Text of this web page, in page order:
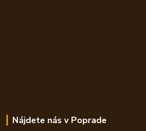
Nájdete nás v Poprade